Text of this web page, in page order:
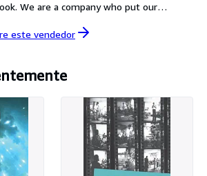
We are a company who put our
because once you learn to read, you
este vendedor